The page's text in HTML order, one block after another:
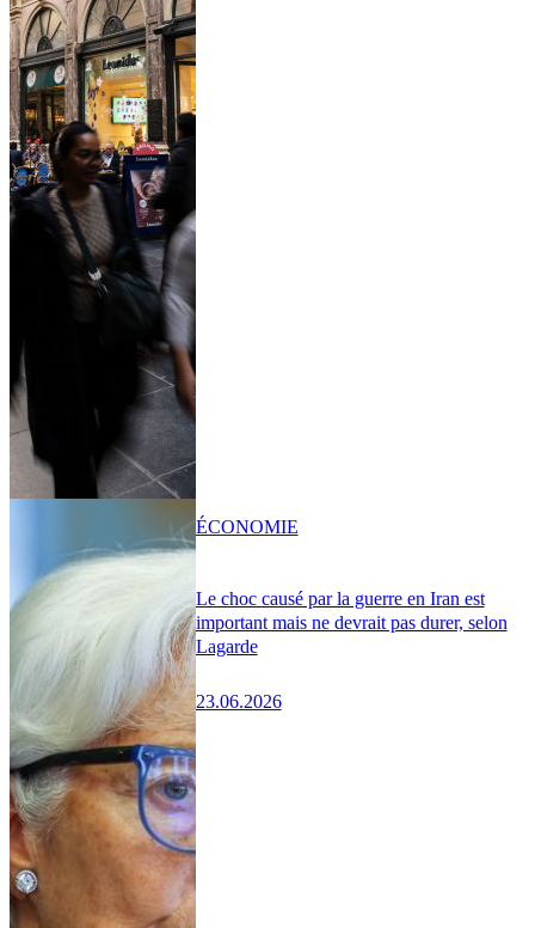
Le choc causé par la guerre en Iran est
important mais ne devrait pas durer, selon
Lagarde
23.06.2026
ÉCONOMIE